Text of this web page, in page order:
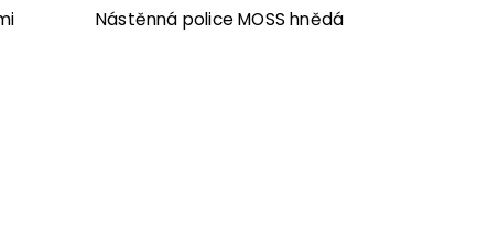
Nástěnná police MOSS hnědá